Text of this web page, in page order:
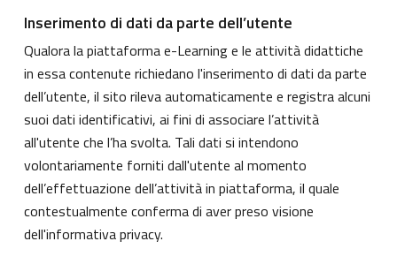
Inserimento di dati da parte dell’utente
Qualora la piattaforma e-Learning e le attività didattiche
in essa contenute richiedano l'inserimento di dati da parte
dell’utente, il sito rileva automaticamente e registra alcuni
suoi dati identificativi, ai fini di associare l’attività
all'utente che l’ha svolta. Tali dati si intendono
volontariamente forniti dall'utente al momento
dell’effettuazione dell’attività in piattaforma, il quale
contestualmente conferma di aver preso visione
dell'informativa privacy.